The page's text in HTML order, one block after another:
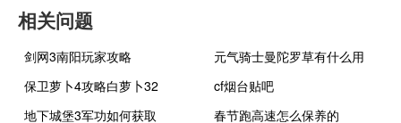
相关问题
剑网3南阳玩家攻略
元气骑士曼陀罗草有什么用
保卫萝卜4攻略白萝卜32
cf烟台贴吧
地下城堡3军功如何获取
春节跑高速怎么保养的